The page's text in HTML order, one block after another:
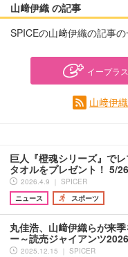
山﨑伊織 の記事
SPICEの山﨑伊織の記事
イープラ
山﨑伊
巨人『橙魂シリーズ』で
タオルをプレゼント！ 5/
2026.4.9 ｜ SPICER
ニュース
スポーツ
丸佳浩、山﨑伊織らが来
ー～読売ジャイアンツ
2025.12.15 ｜ SPICER